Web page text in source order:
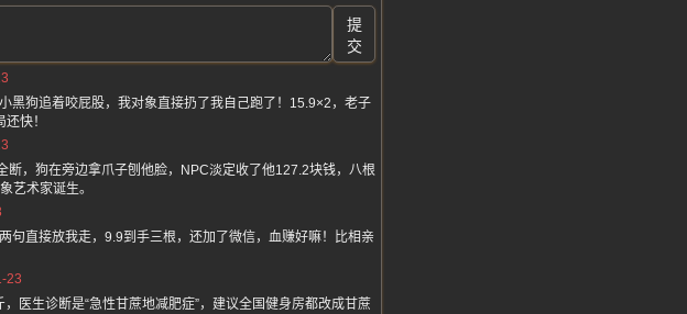
提
交
黑狗追着咬屁股，我对象直接扔了我自己跑了！15.9×2，老子
快！
，狗在旁边拿爪子刨他脸，NPC淡定收了他127.2块钱，八根
艺术家诞生。
句直接放我走，9.9到手三根，还加了微信，血赚好嘛！比相亲
23
医生诊断是“急性甘蔗地减肥症”，建议全国健身房都改成甘蔗